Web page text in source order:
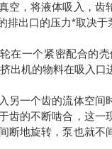
空，将液体吸入，齿
出口的压力*取决于
在一个紧密配合的
出机的物料在吸入
另一个齿的流体空间
的不断啮合，这一
断地旋转，泵也就不